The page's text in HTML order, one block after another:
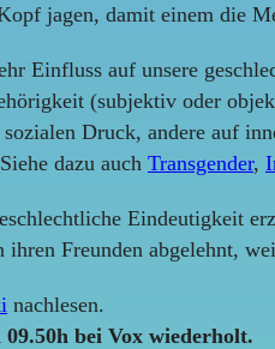
jagen, damit einem die
Einfluss auf unsere
(subjektiv oder
Druck, andere auf
dazu auch Transgender,
Eindeutigkeit
Freunden abgelehnt,
nachlesen.
bei Vox wiederholt.